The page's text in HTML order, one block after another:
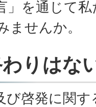
」を通じて
ませんか。
りはな
び啓発に関